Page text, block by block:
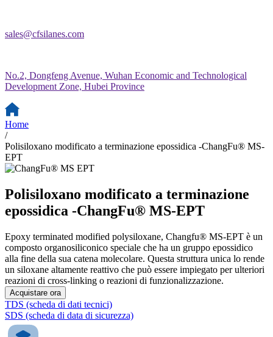
sales@cfsilanes.com
No.2, Dongfeng Avenue, Wuhan Economic and Technological
Development Zone, Hubei Province
Home
/
Polisiloxano modificato a terminazione epossidica -ChangFu® MS-
EPT
Polisiloxano modificato a terminazione
epossidica -ChangFu® MS-EPT
Epoxy terminated modified polysiloxane, Changfu® MS-EPT è un
composto organosiliconico speciale che ha un gruppo epossidico
alla fine della sua catena molecolare. Questa struttura unica lo rende
un siloxane altamente reattivo che può essere impiegato per ulteriori
reazioni di cross-linking o reazioni di funzionalizzazione.
Acquistare ora
TDS (scheda di dati tecnici)
SDS (scheda di data di sicurezza)